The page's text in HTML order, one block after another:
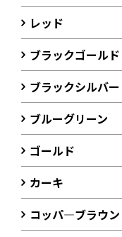
レッド
ブラックゴールド
ブラックシルバー
ブルーグリーン
ゴールド
カーキ
コッパ―ブラウン